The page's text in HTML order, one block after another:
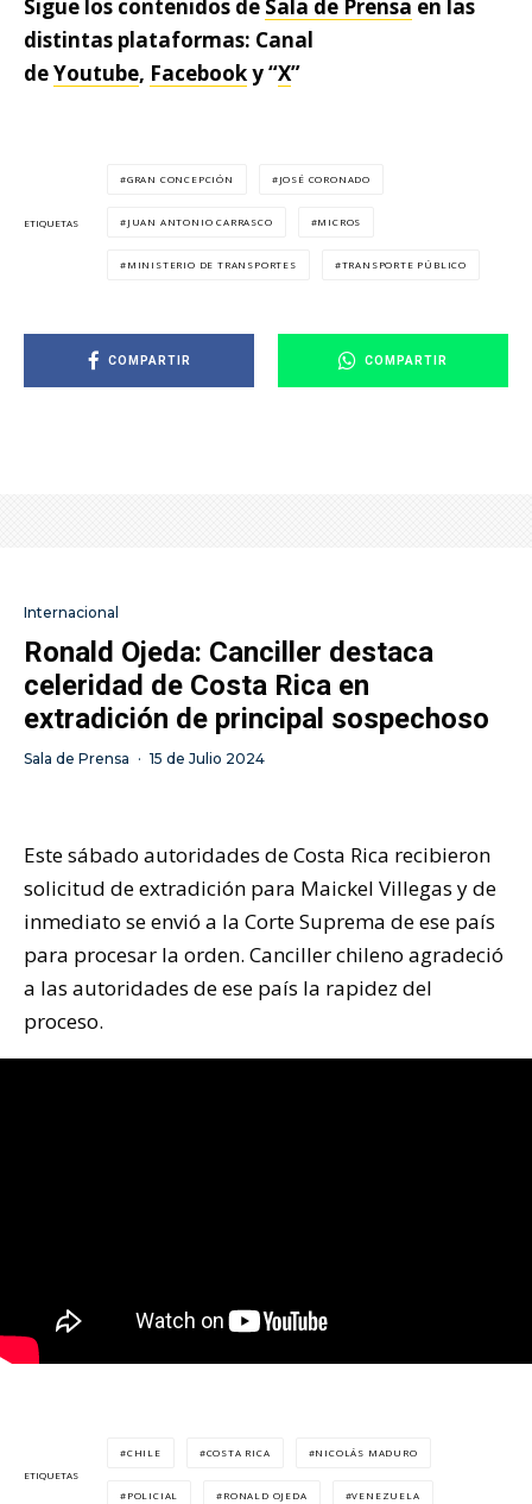
Sigue los contenidos de Sala de Prensa en las
distintas plataformas: Canal
deYoutube, Facebooky “X”
ETIQUETAS
GRAN CONCEPCIÓN JOSÉ CORONADO
JUAN ANTONIO CARRASCO MICROS
MINISTERIO DE TRANSPORTES TRANSPORTE PÚBLICO
COMPARTIR COMPARTIR
Internacional
Ronald Ojeda: Canciller destaca
celeridad de Costa Rica en
extradición de principal sospechoso
Sala de Prensa · 15 de Julio 2024
Este sábado autoridades de Costa Rica recibieron
solicitud de extradición para Maickel Villegas y de
inmediato se envió a la Corte Suprema de ese país
para procesar la orden. Canciller chileno agradeció
a las autoridades de ese país la rapidez del
proceso.
ETIQUETAS
CHILE COSTA RICA NICOLÁS MADURO
POLICIAL RONALD OJEDA VENEZUELA